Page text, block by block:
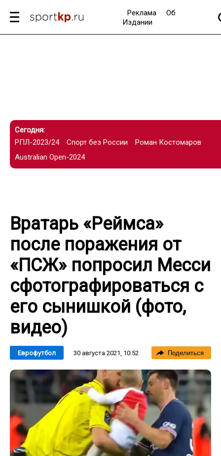
Реклама
Об
Издании
Сегодня:
РПЛ-2023/24
Спорт без России
Роман Костомаров
Australian Open-2024
Вратарь «Реймса»
после поражения от
«ПСЖ» попросил Месси
сфотографироваться с
его сынишкой (фото,
видео)
Еврофутбол 30 августа 2021, 10:52 Поделиться